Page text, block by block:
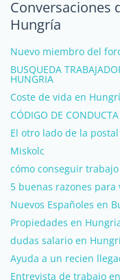
Conversaciones
Hungría
Nuevo miembro del
BUSQUEDA
HUNGRIA
Coste de vida en
CÓDIGO DE
El otro lado de la
Miskolc
cómo conseguir
5 buenas razones
Nuevos Españoles en
Propiedades en
dudas salario en
Ayuda a un recien
Entrevista de trabajo